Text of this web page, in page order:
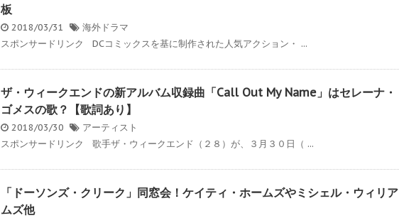
板
2018/03/31
海外ドラマ
スポンサードリンク DCコミックスを基に制作された人気アクション・ ...
ザ・ウィークエンドの新アルバム収録曲「Call Out My Name」はセレーナ・
ゴメスの歌？【歌詞あり】
2018/03/30
アーティスト
スポンサードリンク 歌手ザ・ウィークエンド（２８）が、３月３０日（ ...
「ドーソンズ・クリーク」同窓会！ケイティ・ホームズやミシェル・ウィリア
ムズ他